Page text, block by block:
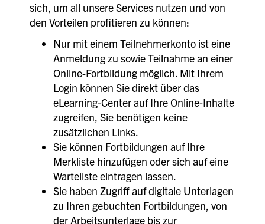
sich, um all unsere Services nutzen und von
den Vorteilen profitieren zu können:
Nur mit einem Teilnehmerkonto ist eine
Anmeldung zu sowie Teilnahme an einer
Online-Fortbildung möglich. Mit Ihrem
Login können Sie direkt über das
eLearning-Center auf Ihre Online-Inhalte
zugreifen, Sie benötigen keine
zusätzlichen Links.
Sie können Fortbildungen auf Ihre
Merkliste hinzufügen oder sich auf eine
Warteliste eintragen lassen.
Sie haben Zugriff auf digitale Unterlagen
zu Ihren gebuchten Fortbildungen, von
der Arbeitsunterlage bis zur